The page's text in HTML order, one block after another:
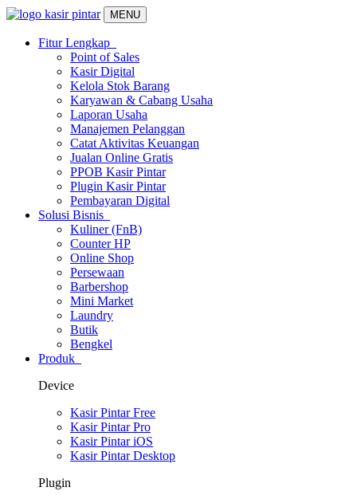
MENU
Fitur Lengkap
Point of Sales
Kasir Digital
Kelola Stok Barang
Karyawan & Cabang Usaha
Laporan Usaha
Manajemen Pelanggan
Catat Aktivitas Keuangan
Jualan Online Gratis
PPOB Kasir Pintar
Plugin Kasir Pintar
Pembayaran Digital
Solusi Bisnis
Kuliner (FnB)
Counter HP
Online Shop
Persewaan
Barbershop
Mini Market
Laundry
Butik
Bengkel
Produk
Device
Kasir Pintar Free
Kasir Pintar Pro
Kasir Pintar iOS
Kasir Pintar Desktop
Plugin